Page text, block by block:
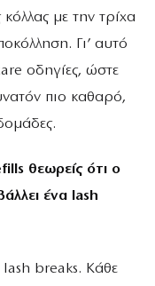
με την τρίχα
Γι’ αυτό
οδηγίες, ώστε
πιο καθαρό,
θεωρείς ότι ο
ένα lash
breaks. Κάθε